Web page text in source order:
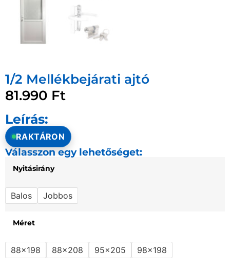
1/2 Mellékbejárati ajtó
81.990 Ft
Leírás:
RAKTÁRON
Válasszon egy lehetőséget:
Nyitásirány
Balos Jobbos
Méret
88x198 88x208 95x205 98x198